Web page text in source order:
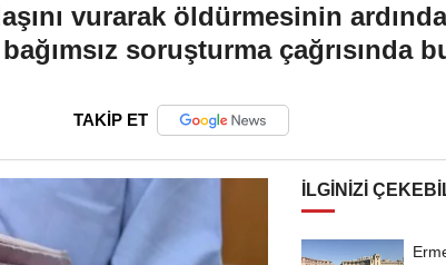
vurarak öldürmesinin
soruşturma çağrısında
TAKİP ET
İLGINIZI